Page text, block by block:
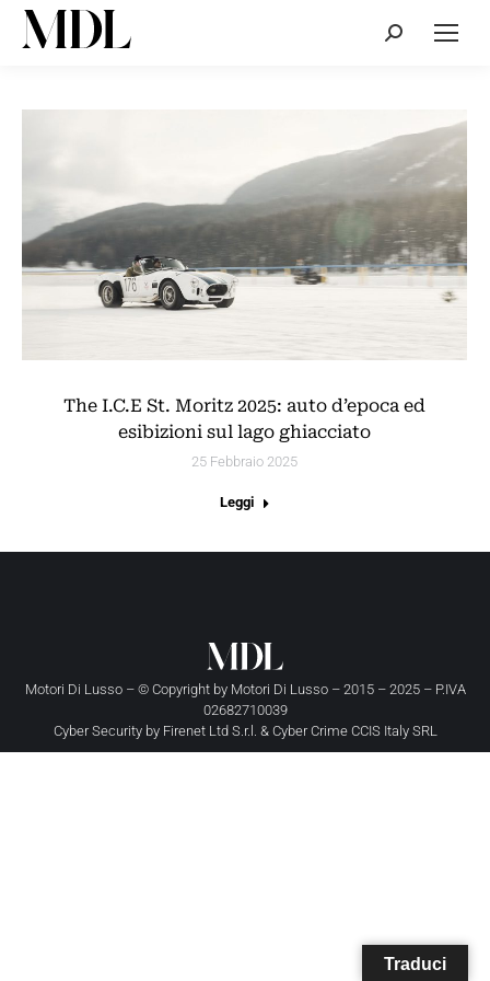
Cerca:
The I.C.E St. Moritz 2025: auto d’epoca ed
esibizioni sul lago ghiacciato
25 Febbraio 2025
Leggi
Motori Di Lusso – © Copyright by Motori Di Lusso– 2015 – 2025 – P.IVA
02682710039
Cyber Security by Firenet Ltd S.r.l. & Cyber Crime CCIS Italy SRL
Traduci